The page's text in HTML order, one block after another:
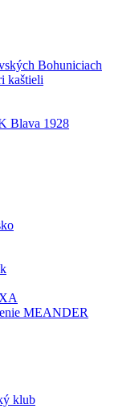
Bohuniciach
kaštieli
Blava 1928
MEANDER
klub